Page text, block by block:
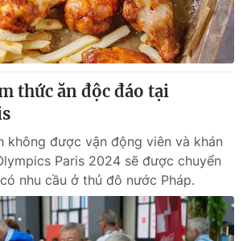
tế
thức ăn độc đáo tại
không được vận động viên và khán
Paris 2024 sẽ được chuyển
nhu cầu ở thủ đô nước Pháp.